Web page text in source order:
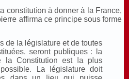
constitution à donner à la France,
affirma ce principe sous forme
de la législature et de toutes
seront publiques : la
la Constitution est la plus
La législature doit